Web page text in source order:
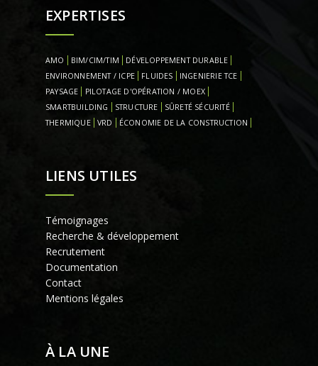
EXPERTISES
AMO BIM/CIM/TIM
DÉVELOPPEMENT DURABLE
ENVIRONNEMENT / ICPE
FLUIDES
INGENIERIE TCE
PAYSAGE
PILOTAGE D'OPÉRATION / MOEX
SMARTBUILDING
STRUCTURE
SÛRETÉ SÉCURITÉ
THERMIQUE
VRD ÉCONOMIE DE LA CONSTRUCTION
LIENS UTILES
Témoignages
Recherche & développement
Recrutement
Documentation
Contact
Mentions légales
À LA UNE